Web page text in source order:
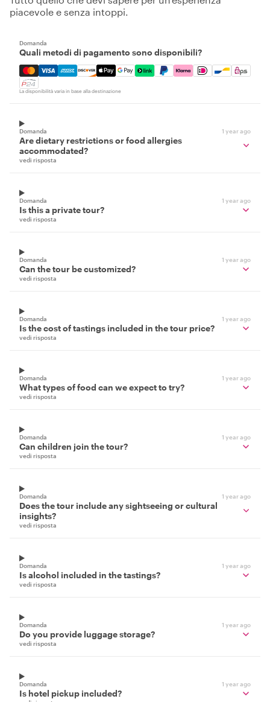
piacevole e senza intoppi.
Domanda
Quali metodi di pagamento sono disponibili?
Mastercard, Visa, Amex, Discover, Apple Pay, Google
La disponibilità varia in base alla destinazione
Domanda 1 year ago
Are dietary restrictions or food allergies
accommodated?
vedi risposta
Domanda 1 year ago
Is this a private tour?
vedi risposta
Domanda 1 year ago
Can the tour be customized?
vedi risposta
Domanda 1 year ago
Is the cost of tastings included in the tour price?
vedi risposta
Domanda 1 year ago
What types of food can we expect to try?
vedi risposta
Domanda 1 year ago
Can children join the tour?
vedi risposta
Domanda 1 year ago
Does the tour include any sightseeing or cultural
insights?
vedi risposta
Domanda 1 year ago
Is alcohol included in the tastings?
vedi risposta
Domanda 1 year ago
Do you provide luggage storage?
vedi risposta
Domanda 1 year ago
Is hotel pickup included?